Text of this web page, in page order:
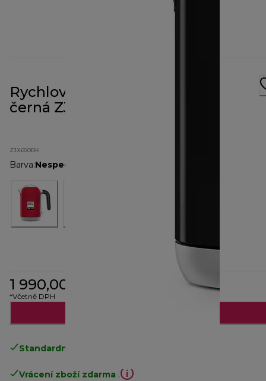
Rychlovarná Konvice kMix 1 l
černá ZJX650BK
ZJX650BK
Barva:Nespecifikované
1 990,00 Kč
*Včetně DPH
Standardní doručení zdarma
Vrácení zboží zdarma .